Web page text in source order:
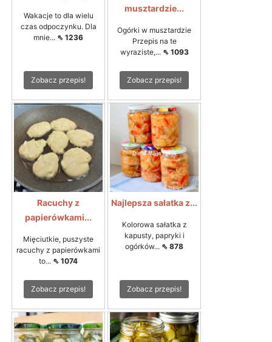
Wakacje to dla wielu
czas odpoczynku. Dla
mnie... ⇖ 1236
Zobacz przepis!
musztardzie...
Ogórki w musztardzie
Przepis na te
wyraziste,... ⇖ 1093
Zobacz przepis!
Racuchy z
papierówkami...
Mięciutkie, puszyste
racuchy z papierówkami
to... ⇖ 1074
Zobacz przepis!
Najlepsza sałatka z...
Kolorowa sałatka z
kapusty, papryki i
ogórków... ⇖ 878
Zobacz przepis!